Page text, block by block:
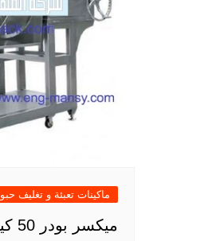
ماكينات تعبئة و تغليف
ميكسر بودر 50 كيلو